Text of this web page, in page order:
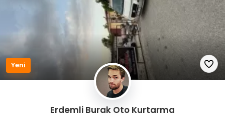
Yeni
Erdemli Burak Oto Kurtarma